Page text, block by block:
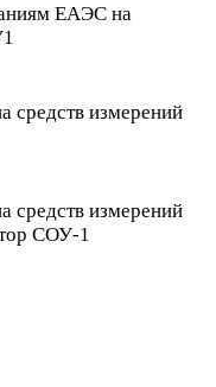
ЕАЭС на
средств измерений
средств измерений
СОУ-1